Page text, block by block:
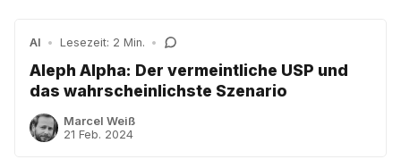
AI • Lesezeit: 2 Min. •
Aleph Alpha: Der vermeintliche USP und
das wahrscheinlichste Szenario
Marcel Weiß
21 Feb. 2024